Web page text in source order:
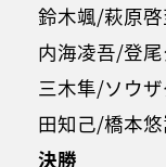
鈴木颯/萩原
内海凌吾/登
三木隼/ソウ
田知己/橋本
決勝